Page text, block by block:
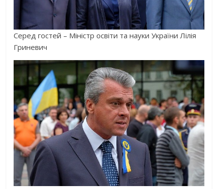
Серед гостей – Міністр освіти та науки України Лілія
Гриневич